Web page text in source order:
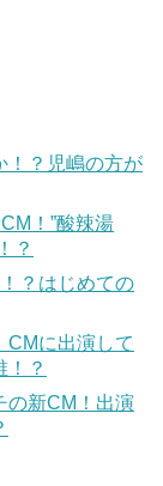
！？児嶋の方が
！”酸辣湯
？
？はじめての
CMに出演して
！？
の新CM！出演